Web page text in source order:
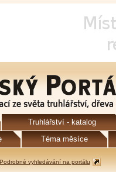
Truhlářství - katalog
Téma měsíce
Podrobné vyhledávání na portálu